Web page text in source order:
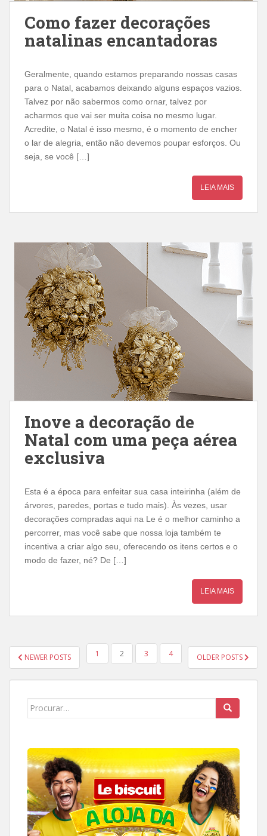
Como fazer decorações
natalinas encantadoras
Geralmente, quando estamos preparando nossas casas
para o Natal, acabamos deixando alguns espaços vazios.
Talvez por não sabermos como ornar, talvez por
acharmos que vai ser muita coisa no mesmo lugar.
Acredite, o Natal é isso mesmo, é o momento de encher
o lar de alegria, então não devemos poupar esforços. Ou
seja, se você […]
LEIA MAIS
Inove a decoração de
Natal com uma peça aérea
exclusiva
Esta é a época para enfeitar sua casa inteirinha (além de
árvores, paredes, portas e tudo mais). Às vezes, usar
decorações compradas aqui na Le é o melhor caminho a
percorrer, mas você sabe que nossa loja também te
incentiva a criar algo seu, oferecendo os itens certos e o
modo de fazer, né? De […]
LEIA MAIS
PAGINAÇÃO
DE
POSTS
NEWER POSTS 1 2 3 4 OLDER POSTS
Search